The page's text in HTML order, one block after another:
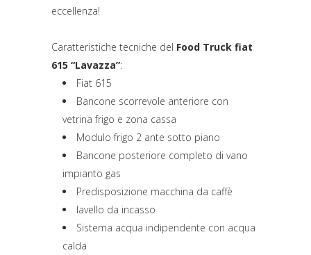
eccellenza!
Caratteristiche tecniche del Food Truck fiat
615 “Lavazza”:
Fiat 615
Bancone scorrevole anteriore con
vetrina frigo e zona cassa
Modulo frigo 2 ante sotto piano
Bancone posteriore completo di vano
impianto gas
Predisposizione macchina da caffè
lavello da incasso
Sistema acqua indipendente con acqua
calda